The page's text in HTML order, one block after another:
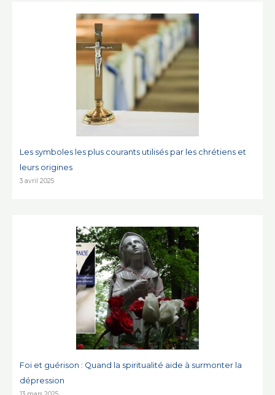
Les symboles les plus courants utilisés par les chrétiens et
leurs origines
3 avril 2025
Foi et guérison : Quand la spiritualité aide à surmonter la
dépression